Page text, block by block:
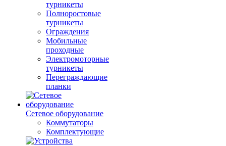
турникеты
Полноростовые
турникеты
Ограждения
Мобильные
проходные
Электромоторные
турникеты
Переграждающие
планки
Сетевое оборудование
Коммутаторы
Комплектующие